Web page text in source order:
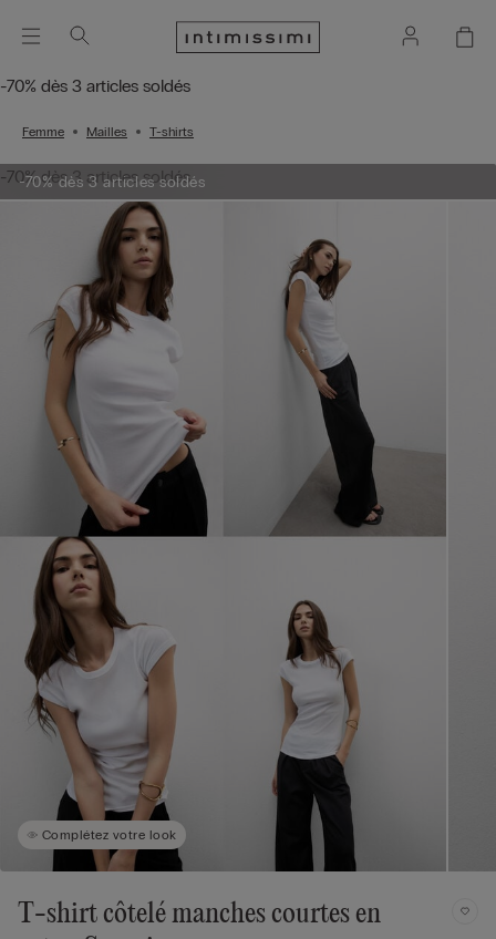
-70% dès 3 articles soldés
Femme Mailles T-shirts
-70% dès 3 articles soldés
-70% dès 3 articles soldés
Complétez votre look
T-shirt côtelé manches courtes en